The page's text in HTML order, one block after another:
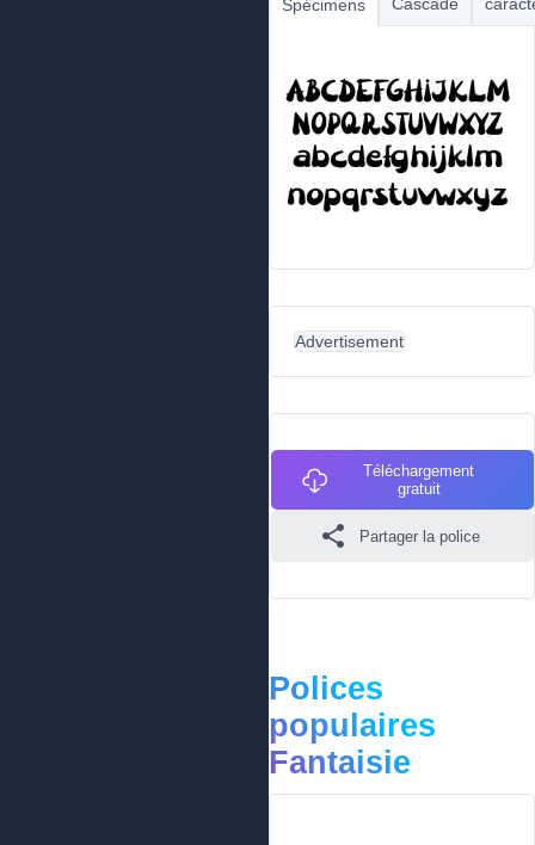
Spécimens
Advertisement
Téléchargement
gratuit
Partager la police
Polices
populaires
Fantaisie